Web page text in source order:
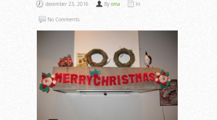
december 23, 2016 By oma In
No Comments